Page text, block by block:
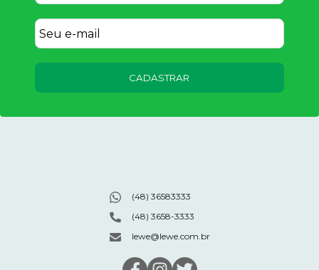
CADASTRAR
(48) 36583333
(48) 3658-3333
lewe@lewe.com.br